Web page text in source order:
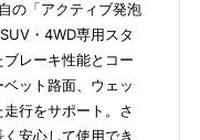
の「アクティブ発泡
・4WD専用スタ
レーキ性能とコー
ット路面、ウェッ
行をサポート。さ
安心して使用でき